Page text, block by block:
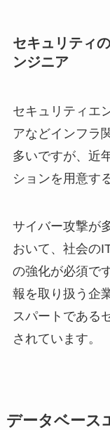
セキュリティ
ンジニア
セキュリティエ
アなどインフラ
多いですが、近
ションを用意す
サイバー攻撃が
おいて、社会の
の強化が必須で
報を取り扱う企
スパートである
されています。
データベース